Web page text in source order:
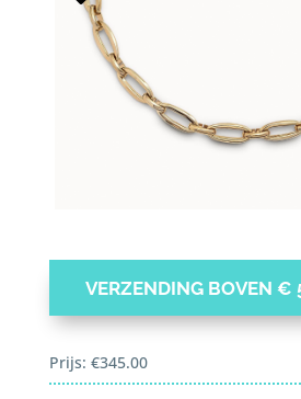
VERZENDING BOVEN €
Prijs: €345.00